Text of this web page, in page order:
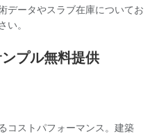
データやスラブ在庫についてお
い。
プル無料提供
コストパフォーマンス。建築